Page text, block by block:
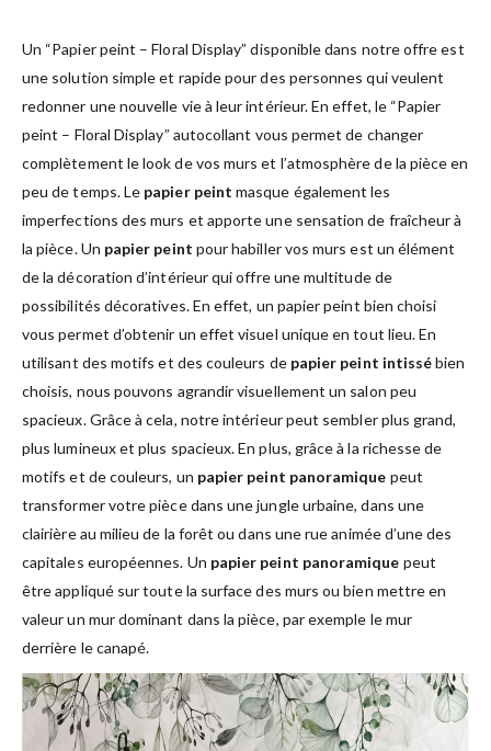
Un “Papier peint – Floral Display” disponible dans notre offre est
une solution simple et rapide pour des personnes qui veulent
redonner une nouvelle vie à leur intérieur. En effet, le “Papier
peint – Floral Display” autocollant vous permet de changer
complètement le look de vos murs et l’atmosphère de la pièce en
peu de temps. Le papier peint masque également les
imperfections des murs et apporte une sensation de fraîcheur à
la pièce. Un papier peint pour habiller vos murs est un élément
de la décoration d’intérieur qui offre une multitude de
possibilités décoratives. En effet, un papier peint bien choisi
vous permet d’obtenir un effet visuel unique en tout lieu. En
utilisant des motifs et des couleurs de papier peint intissébien
choisis, nous pouvons agrandir visuellement un salon peu
spacieux. Grâce à cela, notre intérieur peut sembler plus grand,
plus lumineux et plus spacieux. En plus, grâce à la richesse de
motifs et de couleurs, un papier peint panoramique peut
transformer votre pièce dans une jungle urbaine, dans une
clairière au milieu de la forêt ou dans une rue animée d’une des
capitales européennes. Un papier peint panoramique peut
être appliqué sur toute la surface des murs ou bien mettre en
valeur un mur dominant dans la pièce, par exemple le mur
derrière le canapé.